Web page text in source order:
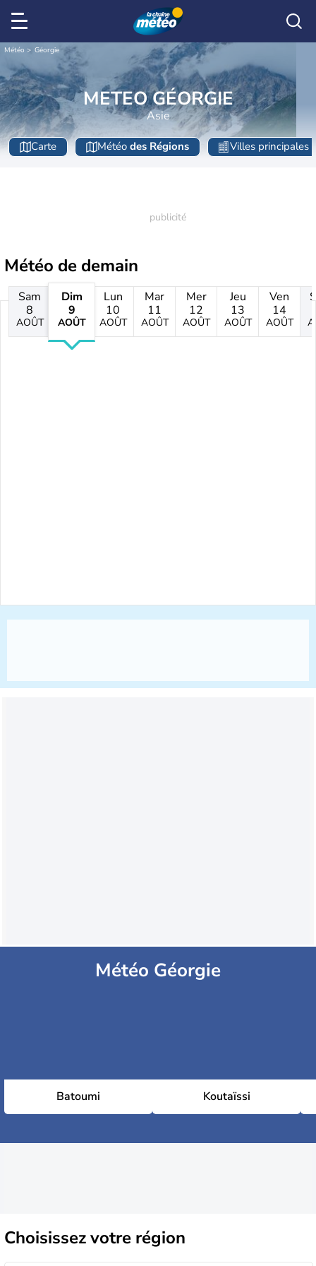
Météo Géorgie
METEO GÉORGIE
Asie
Carte Météo des Régions Villes principales
Météo de demain
Sam
8
AOÛT
Dim
9
AOÛT
Lun
10
AOÛT
Mar
11
AOÛT
Mer
12
AOÛT
Jeu
13
AOÛT
Ven
14
AOÛT
Météo Géorgie
Batoumi Koutaïssi
Choisissezvotre région